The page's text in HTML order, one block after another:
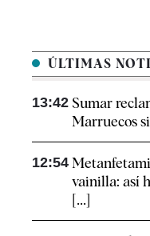
ÚLTIMAS
13:42 Sumar
Marruecos
12:54
vainilla: así
[...]